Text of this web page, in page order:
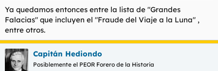
Ya quedamos entonces entre la lista de "Grandes
Falacias" que incluyen el "Fraude del Viaje a la Luna" ,
entre otros.
Capitán Hediondo
Posiblemente el PEOR Forero de la Historia